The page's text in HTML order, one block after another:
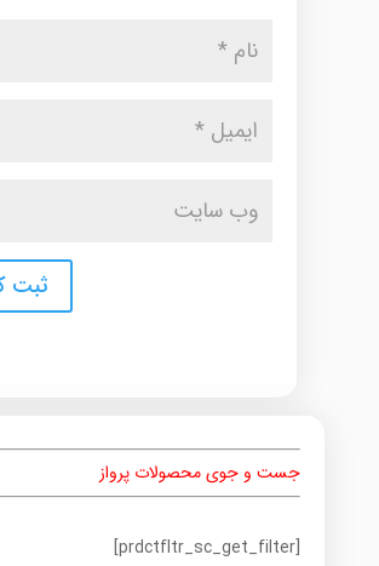
جست و جوی محصولات پرواز
[prdctfltr_sc_get_filter]